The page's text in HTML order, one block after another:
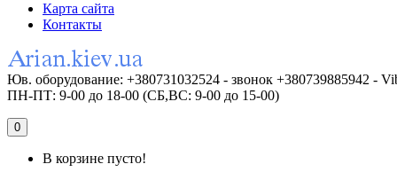
Карта сайта
Контакты
Юв. оборудование: +380731032524 - звонок +380739885942 -
ПН-ПТ: 9-00 до 18-00 (СБ,ВС: 9-00 до 15-00)
0
В корзине пусто!